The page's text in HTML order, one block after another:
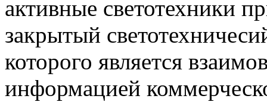
активные светотехники
закрытый
которого является
информацией